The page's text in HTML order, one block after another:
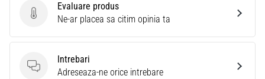
Evaluare produs
Evaluare produs
Ne-ar placea sa citim opinia ta
Intrebari
Intrebari
Adreseaza-ne orice intrebare